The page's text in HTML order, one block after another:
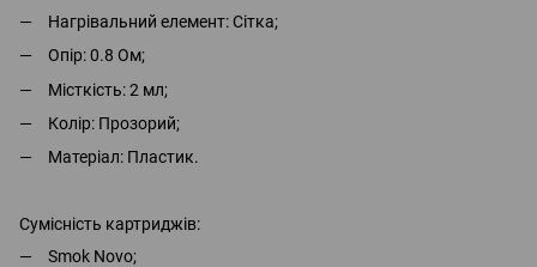
Нагрівальний елемент: Сітка;
Опір: 0.8 Ом;
Місткість: 2 мл;
Колір: Прозорий;
Матеріал: Пластик.
Сумісність картриджів:
Smok Novo;